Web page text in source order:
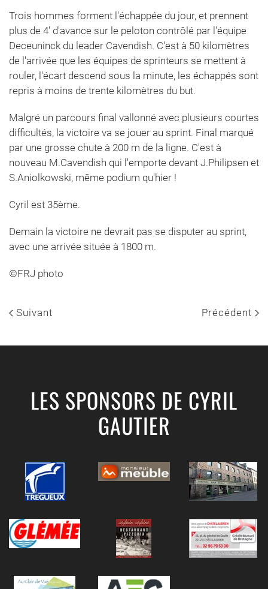
Trois hommes forment l'échappée du jour, et prennent
plus de 4' d'avance sur le peloton contrôlé par l'équipe
Deceuninck du leader Cavendish. C'est à 50 kilomètres
de l'arrivée que les équipes de sprinteurs se mettent à
rouler, l'écart descend sous la minute, les échappés sont
repris à moins de trente kilomètres du but.
Malgré un parcours final vallonné avec plusieurs courtes
difficultés, la victoire va se jouer au sprint. Final marqué
par une grosse chute à 200 m de la ligne. C'est à
nouveau M.Cavendish qui l'emporte devant J.Philipsen et
S.Aniolkowski, même podium qu'hier !
Cyril est 35ème.
Demain la victoire ne devrait pas se disputer au sprint,
avec une arrivée située à 1800 m.
©FRJ photo
Suivant Précédent
LES SPONSORS DE CYRIL
GAUTIER